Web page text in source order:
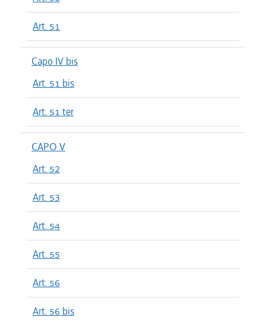
Art. 51
Capo IV bis
Art. 51 bis
Art. 51 ter
CAPO V
Art. 52
Art. 53
Art. 54
Art. 55
Art. 56
Art. 56 bis